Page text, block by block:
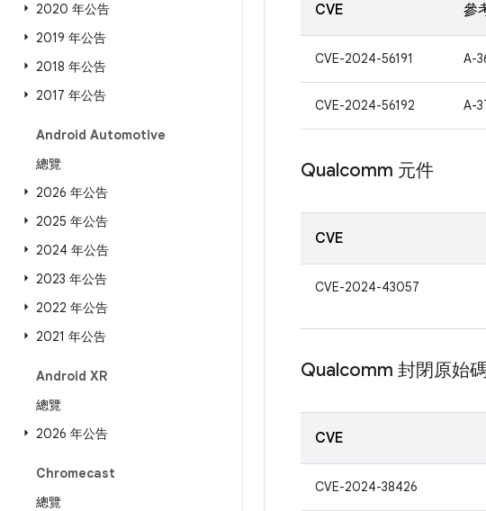
2020 年公告
2019 年公告
2018 年公告
2017 年公告
Android Automotive
總覽
2026 年公告
2025 年公告
2024 年公告
2023 年公告
2022 年公告
2021 年公告
Android XR
總覽
2026 年公告
Chromecast
總覽
CVE 參
CVE-2024-56191 A-
CVE-2024-56192 A-
Qualcomm 元件
CVE
CVE-2024-43057
Qualcomm 封閉原始
CVE
CVE-2024-38426